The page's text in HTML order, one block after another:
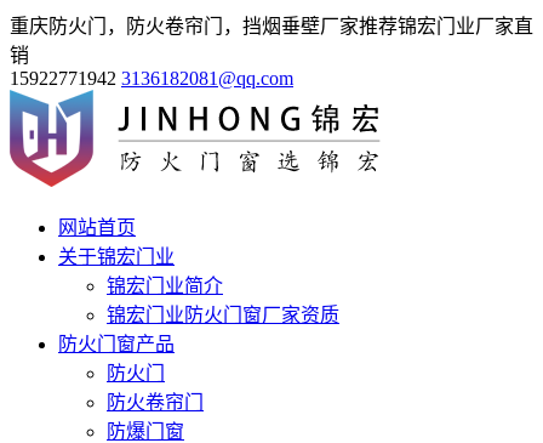
重庆防火门，防火卷帘门，挡烟垂壁厂家推荐锦宏门业厂家直
销
15922771942 3136182081@qq.com
网站首页
关于锦宏门业
锦宏门业简介
锦宏门业防火门窗厂家资质
防火门窗产品
防火门
防火卷帘门
防爆门窗